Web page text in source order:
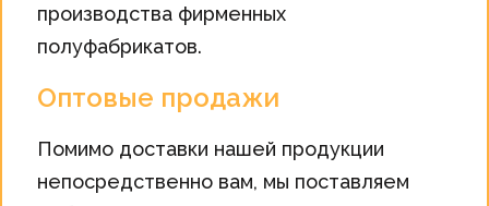
производства фирменных
полуфабрикатов.
Оптовые продажи
Помимо доставки нашей продукции
непосредственно вам, мы поставляем